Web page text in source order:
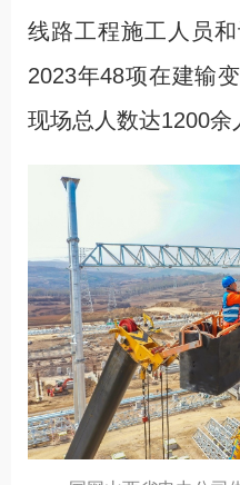
线路工程施工人员
2023年48项在建输
现场总人数达1200余